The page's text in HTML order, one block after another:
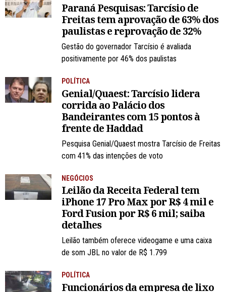
Paraná Pesquisas: Tarcísio de
Freitas tem aprovação de 63% dos
paulistas e reprovação de 32%
Gestão do governador Tarcísio é avaliada
positivamente por 46% dos paulistas
POLÍTICA
Genial/Quaest: Tarcísio lidera
corrida ao Palácio dos
Bandeirantes com 15 pontos à
frente de Haddad
Pesquisa Genial/Quaest mostra Tarcísio de Freitas
com 41% das intenções de voto
NEGÓCIOS
Leilão da Receita Federal tem
iPhone 17 Pro Max por R$ 4 mil e
Ford Fusion por R$ 6 mil; saiba
detalhes
Leilão também oferece videogame e uma caixa
de som JBL no valor de R$ 1.799
POLÍTICA
Funcionários da empresa de lixo